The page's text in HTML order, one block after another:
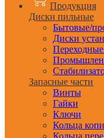
Продукция
Диски пильные
Бытовые/
Диски
Запасные части
Винты
Гайки
Ключи
Кольца
Кольца